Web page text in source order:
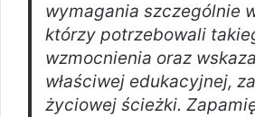
wymagania szczególnie
którzy potrzebowali
wzmocnienia oraz
właściwej edukacyjnej,
życiowej ścieżki.